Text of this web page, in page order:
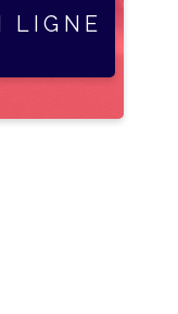
LIGNE